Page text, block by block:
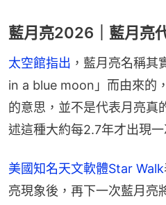
藍月亮2026｜藍月亮
太空館指出 ，藍月亮名稱
in a blue moon」而由來的
的意思，並不是代表月亮真
述這種大約每2.7年才出現
美國知名天文軟體Star Walk
亮現象後，再下一次藍月亮